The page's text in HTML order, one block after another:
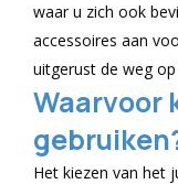
waar u zich ook
accessoires aan
uitgerust de weg
Waarvoor
Het kiezen van het